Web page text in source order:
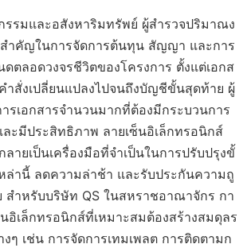
รรมและอสังหาริมทรัพย์ ผู้สำรวจปริมาณง
ำคัญในการจัดการต้นทุน สัญญา และการ
ตลอดวงจรชีวิตของโครงการ ตั้งแต่เอกส
ำสั่งเปลี่ยนแปลงไปจนถึงบัญชีขั้นสุดท้าย ผู้
รเอกสารจำนวนมากที่ต้องมีกระบวนการ
ะมีประสิทธิภาพ ลายเซ็นอิเล็กทรอนิกส์
ลายเป็นเครื่องมือที่จำเป็นในการปรับปรุงขั้
ล่านี้ ลดความล่าช้า และรับประกันความถู
สำหรับบริษัท QS ในสหราชอาณาจักร กา
นอิเล็กทรอนิกส์ที่เหมาะสมต้องสร้างสมดุลร
ๆ เช่น การจัดการเทมเพลต การติดตามก